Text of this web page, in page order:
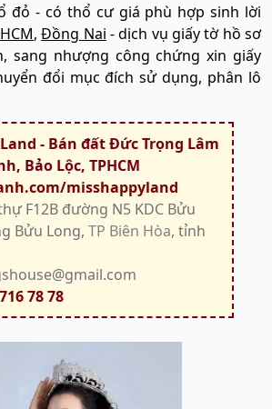
đỏ - có thổ cư giá phù hợp sinh lời
,Đồng Nai - dịch vụ giấy tờ hồ sơ
sang nhượng công chứng xin giấy
đổi mục đích sử dụng, phân lô
- Bán đất Đức Trọng Lâm
Bảo Lộc, TPHCM
misshappyland
F12B đường N5 KDC Bửu
Bửu Long, TP Biên Hòa, tỉnh
78 78